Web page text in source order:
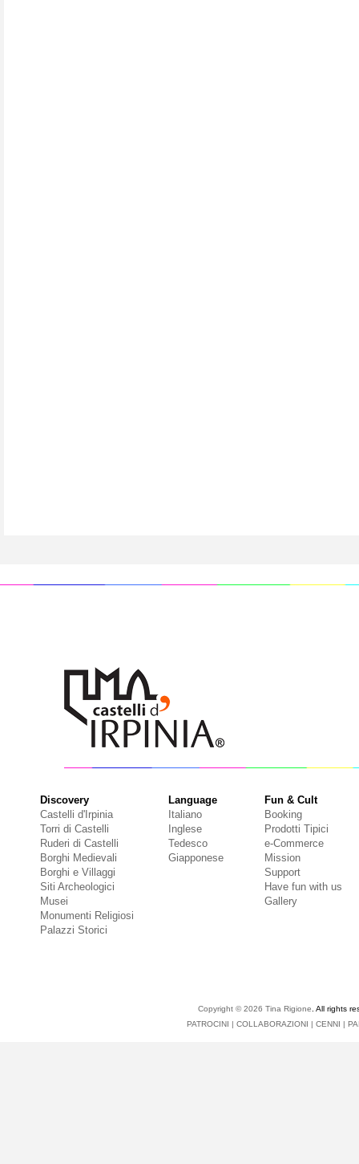
Discovery
Castelli d'Irpinia
Torri di Castelli
Ruderi di Castelli
Borghi Medievali
Borghi e Villaggi
Siti Archeologici
Musei
Monumenti Religiosi
Palazzi Storici
Language
Italiano
Inglese
Tedesco
Giapponese
Fun & Cult
Booking
Prodotti Tipici
e-Commerce
Mission
Support
Have fun with us
Gallery
Copyright © 2026 Tina Rigione . All rights
PATROCINI | COLLABORAZIONI | CENNI |